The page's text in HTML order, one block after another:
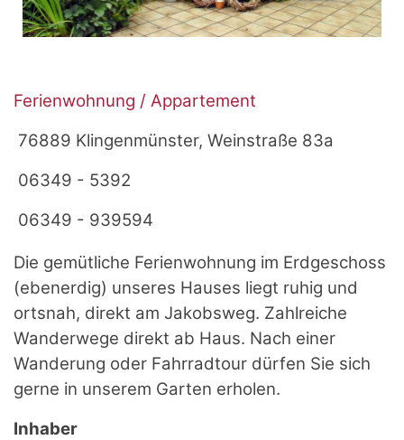
Ferienwohnung / Appartement
76889 Klingenmünster, Weinstraße 83a
06349 - 5392
06349 - 939594
Die gemütliche Ferienwohnung im Erdgeschoss
(ebenerdig) unseres Hauses liegt ruhig und
ortsnah, direkt am Jakobsweg. Zahlreiche
Wanderwege direkt ab Haus. Nach einer
Wanderung oder Fahrradtour dürfen Sie sich
gerne in unserem Garten erholen.
Inhaber